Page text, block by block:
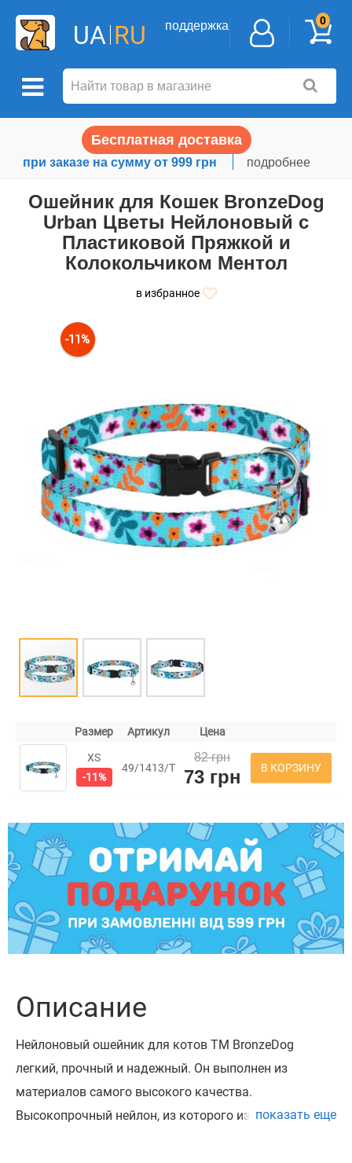
UA RU поддержка 0
Бесплатная доставка
при заказе на сумму от 999 грн подробнее
Ошейник для Кошек BronzeDog
Urban Цветы Нейлоновый с
Пластиковой Пряжкой и
Колокольчиком Ментол
в избранное
-11%
Размер Артикул Цена
XS
-11%
49/1413/Т
82 грн
73 грн В КОРЗИНУ
Описание
Нейлоновый ошейник для котов ТМ BronzeDog
легкий, прочный и надежный. Он выполнен из
материалов самого высокого качества.
Высокопрочный нейлон, из которого изготовлен
показать еще